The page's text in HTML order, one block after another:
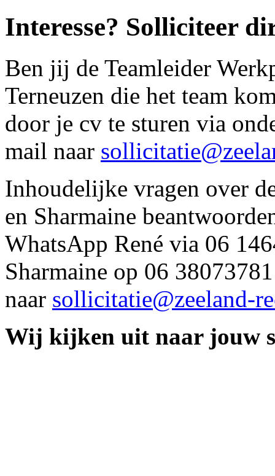
Interesse? Solliciteer
Ben jij de Teamleider
Terneuzen die het team
door je cv te sturen via
mail naar
Inhoudelijke vragen over
en Sharmaine
WhatsApp René via 06
Sharmaine op 06
naar sollicitatie@zeeland-
Wij kijken uit naar jouw